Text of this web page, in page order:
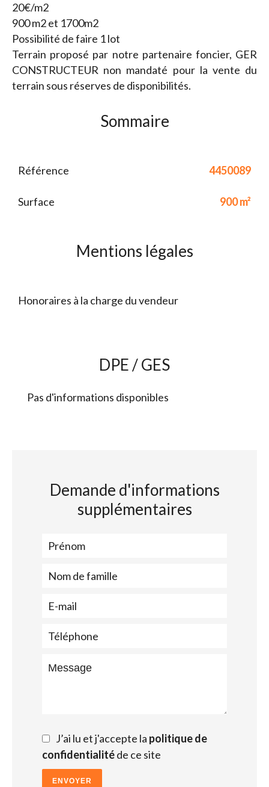
20€/m2
900 m2 et 1700m2
Possibilité de faire 1 lot
Terrain proposé par notre partenaire foncier, GER
CONSTRUCTEUR non mandaté pour la vente du
terrain sous réserves de disponibilités.
Sommaire
Référence 4450089
Surface 900 m²
Mentions légales
Honoraires à la charge du vendeur
DPE / GES
Pas d'informations disponibles
Demande d'informations
supplémentaires
J’ai lu et j'accepte la politique de
confidentialitéde ce site
ENVOYER